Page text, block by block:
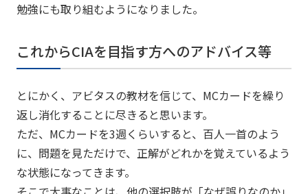
勉強にも取り組むようになりました。
これからCIAを目指す方へのアドバイス等
とにかく、アビタスの教材を信じて、MCカードを繰り
返し消化することに尽きると思います。
ただ、MCカードを3週くらいすると、百人一首のよう
に、問題を見ただけで、正解がどれかを覚えているよう
な状態になってきます。